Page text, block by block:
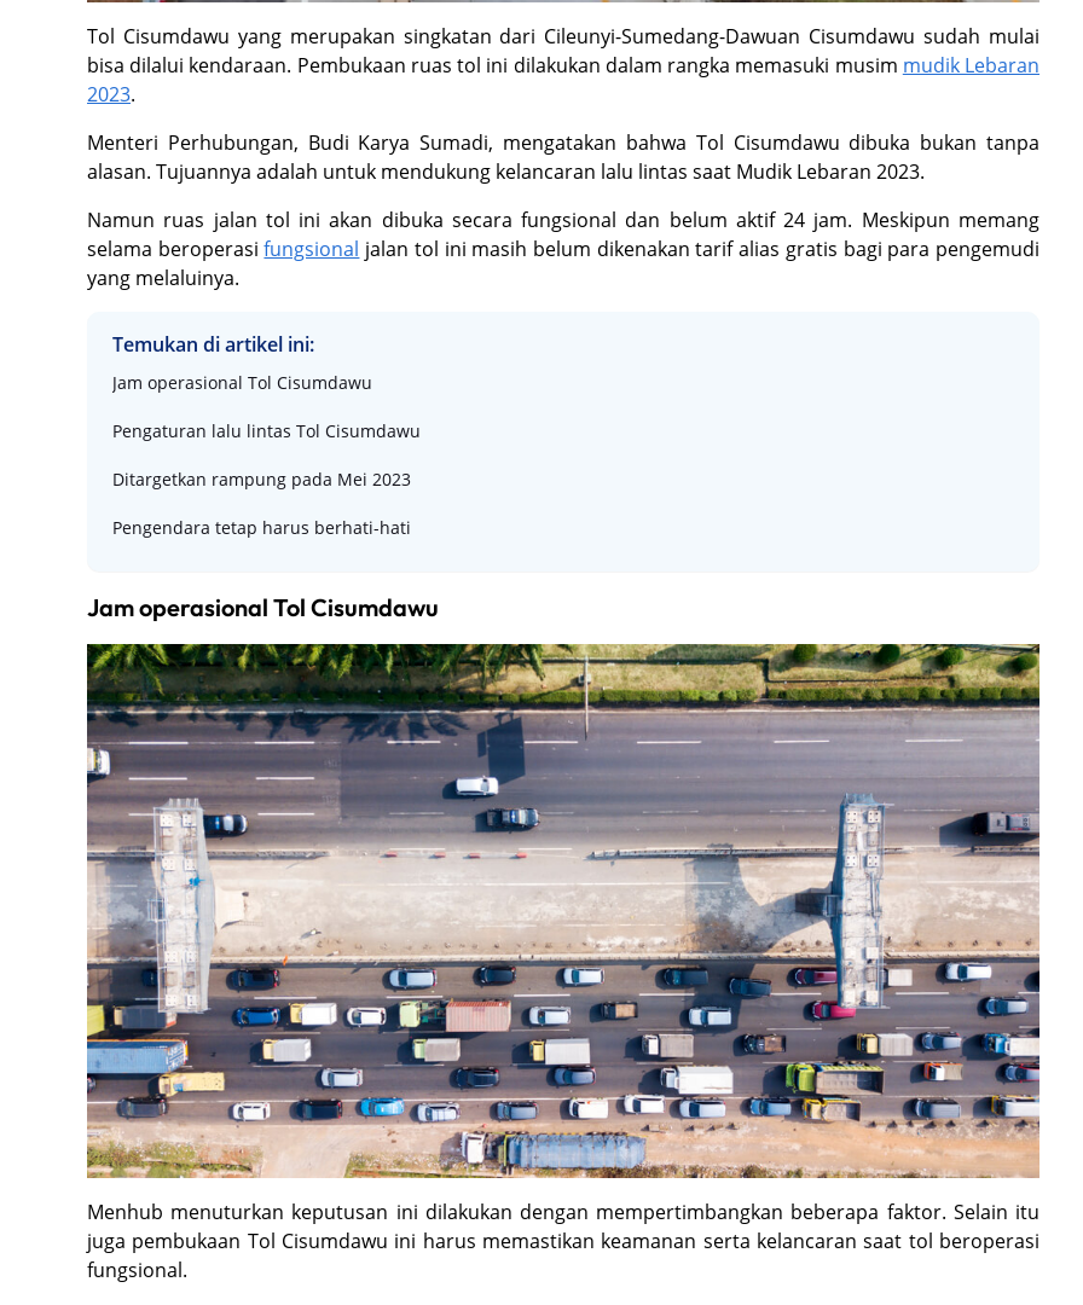
Tol Cisumdawu yang merupakan singkatan dari Cileunyi-Sumedang-Dawuan Cisumdawu sudah mulai
bisa dilalui kendaraan. Pembukaan ruas tol ini dilakukan dalam rangka memasuki musim mudik Lebaran
2023.
Menteri Perhubungan, Budi Karya Sumadi, mengatakan bahwa Tol Cisumdawu dibuka bukan tanpa
alasan. Tujuannya adalah untuk mendukung kelancaran lalu lintas saat Mudik Lebaran 2023.
Namun ruas jalan tol ini akan dibuka secara fungsional dan belum aktif 24 jam. Meskipun memang
selama beroperasifungsional jalan tol ini masih belum dikenakan tarif alias gratis bagi para pengemudi
yang melaluinya.
Temukan di artikel ini:
Jam operasional Tol Cisumdawu
Pengaturan lalu lintas Tol Cisumdawu
Ditargetkan rampung pada Mei 2023
Pengendara tetap harus berhati-hati
Jam operasional Tol Cisumdawu
Menhub menuturkan keputusan ini dilakukan dengan mempertimbangkan beberapa faktor. Selain itu
juga pembukaan Tol Cisumdawu ini harus memastikan keamanan serta kelancaran saat tol beroperasi
fungsional.